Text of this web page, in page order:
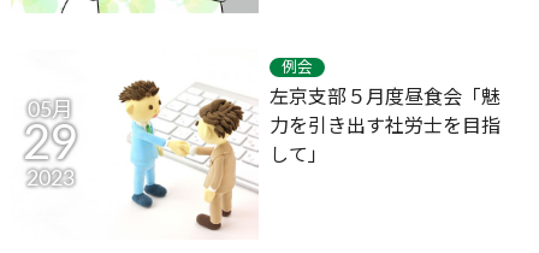
05月
29
2023
例会
左京支部５月度昼食会「魅
力を引き出す社労士を目指
して」